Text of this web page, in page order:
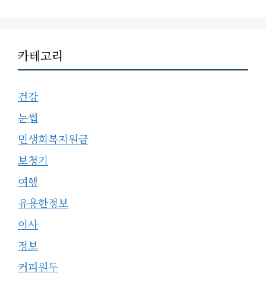
카테고리
건강
눈썹
민생회복지원금
보청기
여행
유용한정보
이사
정보
커피원두